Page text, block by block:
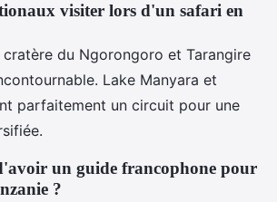
visiter lors d'un safari en
cratère du Ngorongoro et Tarangire
Lake Manyara et
parfaitement un circuit pour une
un guide francophone pour
?